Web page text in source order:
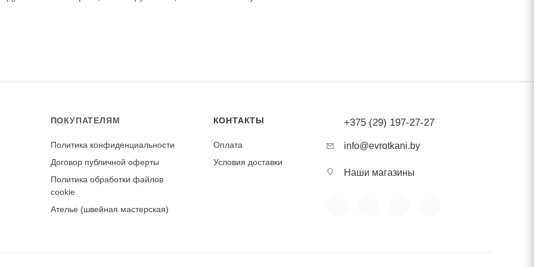
ПОКУПАТЕЛЯМ
Политика конфиденциальности
Договор публичной оферты
Политика обработки файлов
cookie
Ателье (швейная мастерская)
КОНТАКТЫ
Оплата
Условия доставки
+375 (29) 197-27-27
info@evrotkani.by
Наши магазины